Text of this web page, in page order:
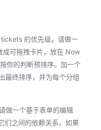
的优先级。请做一
可拖拽卡片，放在 Now
你的判断预排序。加一个
最终排序，并为每个分组
做一个基于表单的编辑
们之间的依赖关系。如果